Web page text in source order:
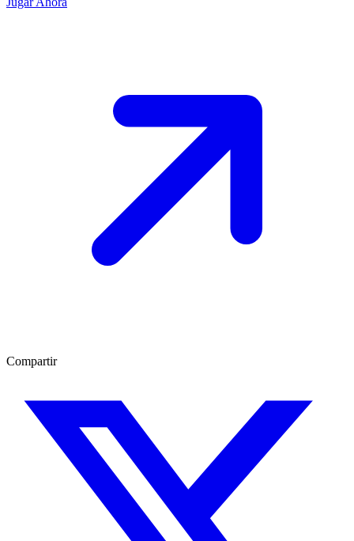
Compartir